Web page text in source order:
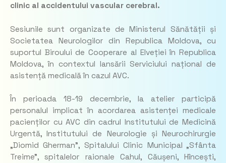
clinic al accidentului vascular cerebral.
Sesiunile sunt organizate de Ministerul Sănătății și
Societatea Neurologilor din Republica Moldova, cu
suportul Biroului de Cooperare al Elveției în Republica
Moldova, în contextul lansării Serviciului național de
asistență medicală în cazul AVC.
În perioada 18-19 decembrie, la atelier participă
personalul implicat în acordarea asistenței medicale
pacienților cu AVC din cadrul Institutului de Medicină
Urgentă, Institutului de Neurologie și Neurochirurgie
„Diomid Gherman”, Spitalului Clinic Municipal „Sfânta
Treime”, spitalelor raionale Cahul, Căușeni, Hîncești,